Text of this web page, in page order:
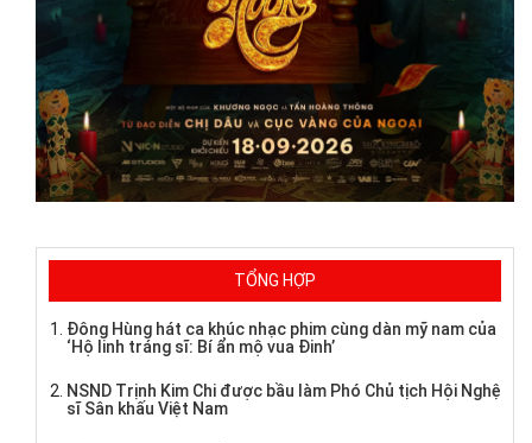
TỔNG HỢP
Đông Hùng hát ca khúc nhạc phim cùng dàn mỹ nam của
‘Hộ linh tráng sĩ: Bí ẩn mộ vua Đinh’
NSND Trịnh Kim Chi được bầu làm Phó Chủ tịch Hội Nghệ
sĩ Sân khấu Việt Nam